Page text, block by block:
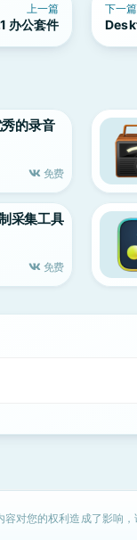
上一篇
办公套件
下一篇
的录音
免费
采集工具
免费
容对您的权利造成了影响，